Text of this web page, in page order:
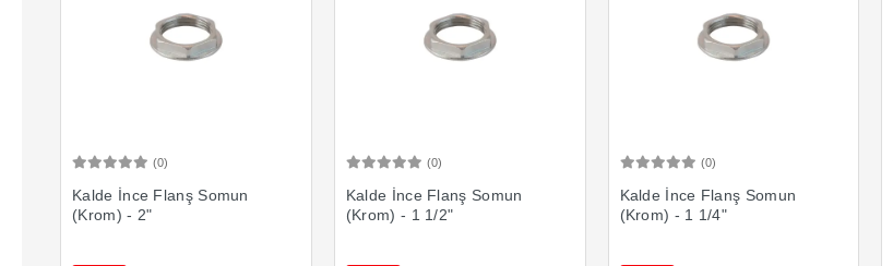
(0)
Kalde İnce Flanş Somun
(Krom) - 2"
(0)
Kalde İnce Flanş Somun
(Krom) - 1 1/2"
(0)
Kalde İnce Flanş Somun
(Krom) - 1 1/4"